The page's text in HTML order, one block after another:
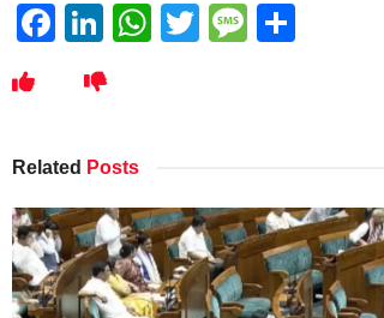
Facebook
LinkedIn
WhatsApp
TwitterMessage
Related Posts